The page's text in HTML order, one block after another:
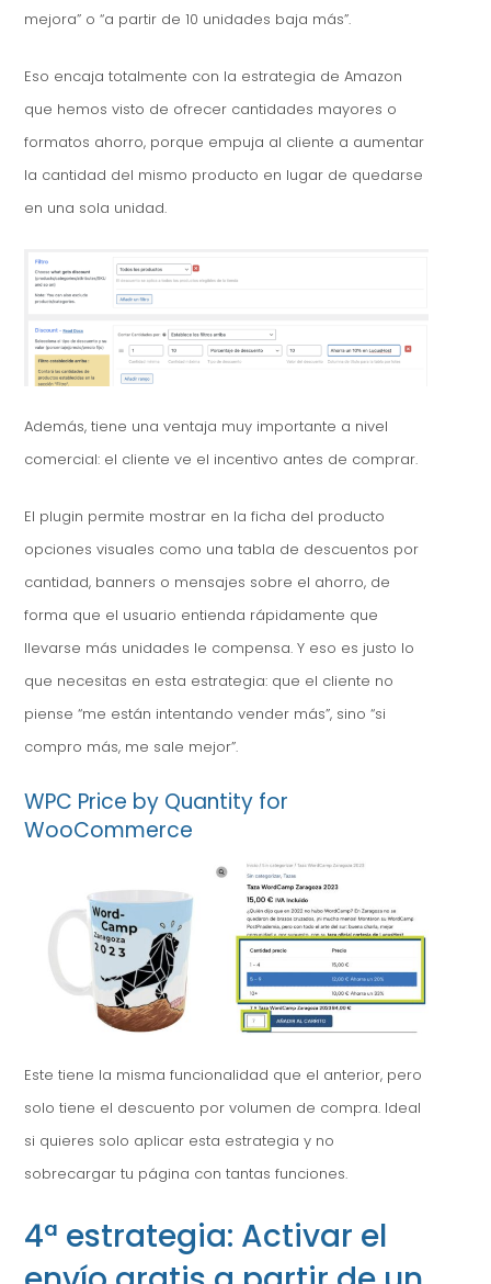
mejora” o “a partir de 10 unidades baja más”.
Eso encaja totalmente con la estrategia de Amazon
que hemos visto de ofrecer cantidades mayores o
formatos ahorro, porque empuja al cliente a aumentar
la cantidad del mismo producto en lugar de quedarse
en una sola unidad.
Además, tiene una ventaja muy importante a nivel
comercial: el cliente ve el incentivo antes de comprar.
El plugin permite mostrar en la ficha del producto
opciones visuales como una tabla de descuentos por
cantidad, banners o mensajes sobre el ahorro, de
forma que el usuario entienda rápidamente que
llevarse más unidades le compensa. Y eso es justo lo
que necesitas en esta estrategia: que el cliente no
piense “me están intentando vender más”, sino “si
compro más, me sale mejor”.
WPC Price by Quantity for
WooCommerce
Este tiene la misma funcionalidad que el anterior, pero
solo tiene el descuento por volumen de compra. Ideal
si quieres solo aplicar esta estrategia y no
sobrecargar tu página con tantas funciones.
4ª estrategia: Activar el